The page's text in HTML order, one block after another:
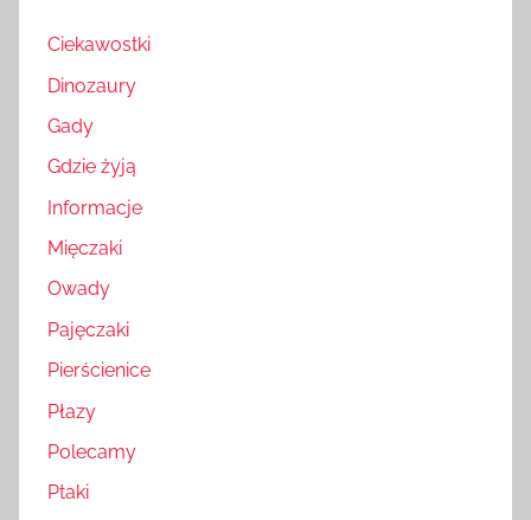
Ciekawostki
Dinozaury
Gady
Gdzie żyją
Informacje
Mięczaki
Owady
Pajęczaki
Pierścienice
Płazy
Polecamy
Ptaki